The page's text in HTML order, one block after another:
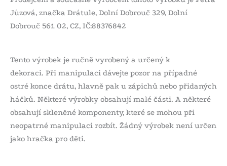
Jůzová, značka Drátule, Dolní Dobrouč 329, Dolní
Dobrouč 561 02, CZ, IČ:88376842
Tento výrobek je ručně vyrobený a určený k
dekoraci. Při manipulaci dávejte pozor na případné
ostré konce drátu, hlavně pak u zápichů nebo přidaných
háčků. Některé výrobky obsahují malé části. A některé
obsahují skleněné komponenty, které se mohou při
neopatrné manipulaci rozbít. Žádný výrobek není určen
jako hračka pro děti.